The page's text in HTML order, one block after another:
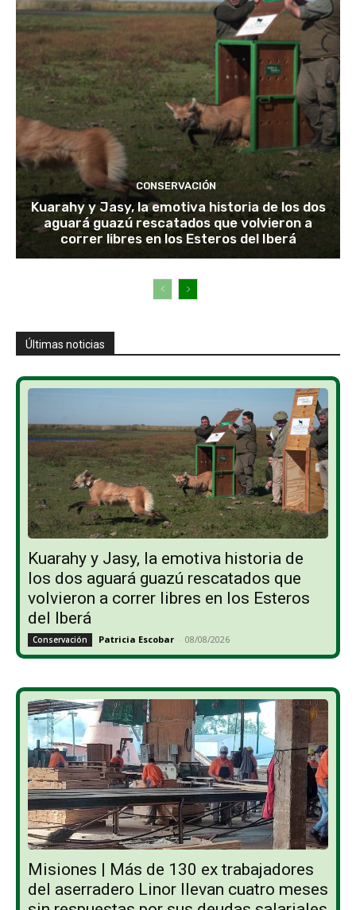
CONSERVACIÓN
Kuarahy y Jasy, la emotiva historia de los dos
aguará guazú rescatados que volvieron a
correr libres en los Esteros del Iberá
Últimas noticias
Kuarahy y Jasy, la emotiva historia de
los dos aguará guazú rescatados que
volvieron a correr libres en los Esteros
del Iberá
Conservación Patricia Escobar - 08/08/2026
Misiones | Más de 130 ex trabajadores
del aserradero Linor llevan cuatro meses